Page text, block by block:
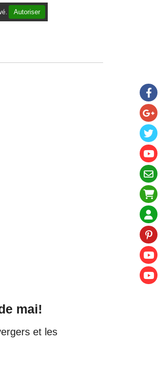
Autoriser
mai!
et les